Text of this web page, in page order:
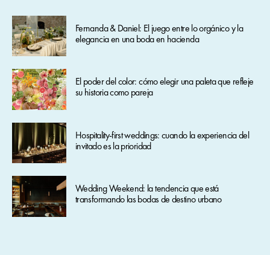
Fernanda & Daniel: El juego entre lo orgánico y la
elegancia en una boda en hacienda
El poder del color: cómo elegir una paleta que refleje
su historia como pareja
Hospitality-first weddings: cuando la experiencia del
invitado es la prioridad
Wedding Weekend: la tendencia que está
transformando las bodas de destino urbano